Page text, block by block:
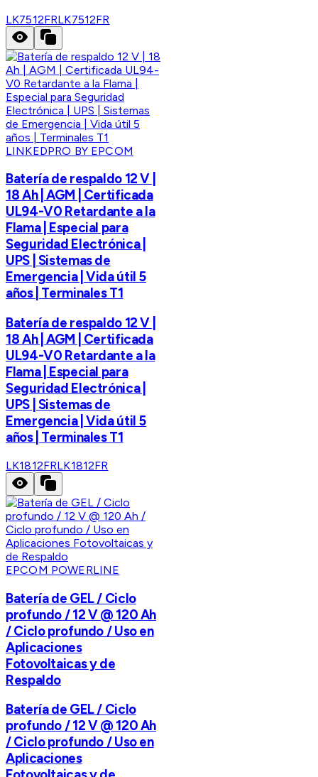
LK7512FRLK7512FR
LINKEDPRO BY EPCOM
Batería de respaldo 12 V |
18 Ah | AGM | Certificada
UL94-V0 Retardante a la
Flama | Especial para
Seguridad Electrónica |
UPS | Sistemas de
Emergencia | Vida útil 5
años | Terminales T1
Batería de respaldo 12 V |
18 Ah | AGM | Certificada
UL94-V0 Retardante a la
Flama | Especial para
Seguridad Electrónica |
UPS | Sistemas de
Emergencia | Vida útil 5
años | Terminales T1
LK1812FRLK1812FR
EPCOM POWERLINE
Batería de GEL / Ciclo
profundo / 12 V @ 120 Ah
/ Ciclo profundo / Uso en
Aplicaciones
Fotovoltaicas y de
Respaldo
Batería de GEL / Ciclo
profundo / 12 V @ 120 Ah
/ Ciclo profundo / Uso en
Aplicaciones